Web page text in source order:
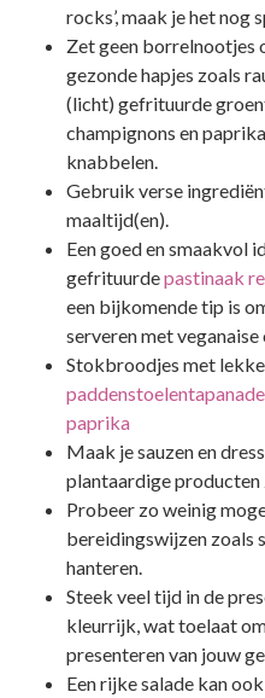
rocks’, maak je het nog
Zet geen borrelnootjes
gezonde hapjes zoals
(licht) gefrituurde
champignons en
knabbelen.
Gebruik verse
maaltijd(en).
Een goed en smaakvol
gefrituurdepastinaak
een bijkomende tip is
serveren met
Stokbroodjes met
paddenstoelentapanade
paprika
Maak je sauzen en
plantaardige
Probeer zo weinig
bereidingswijzen zoals
hanteren.
Steek veel tijd in de
kleurrijk, wat toelaat
presenteren van jouw
Een rijke salade kan